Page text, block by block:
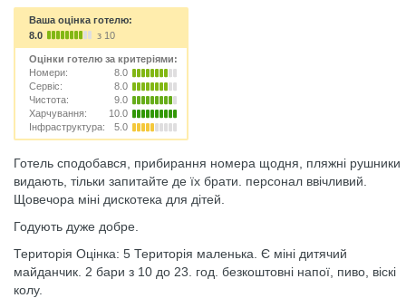
Ваша оцінка готелю:
8.0
з 10
Оцінки готелю за критеріями:
Номери:
8.0
Сервіс:
8.0
Чистота:
9.0
Харчування:
10.0
Інфраструктура:
5.0
Готель сподобався, прибирання номера щодня, пляжні рушники
видають, тільки запитайте де їх брати. персонал ввічливий.
Щовечора міні дискотека для дітей.
Годують дуже добре.
Територія Оцінка: 5 Територія маленька. Є міні дитячий
майданчик. 2 бари з 10 до 23. год. безкоштовні напої, пиво, віскі
колу.